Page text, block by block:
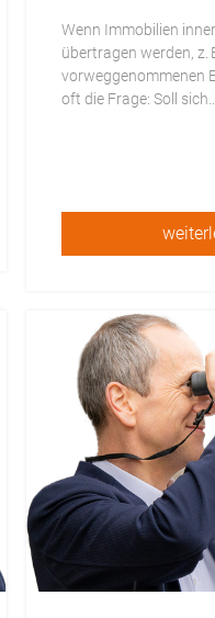
Wenn Immobilien
übertragen werden, z.
vorweggenommenen
oft die Frage: Soll